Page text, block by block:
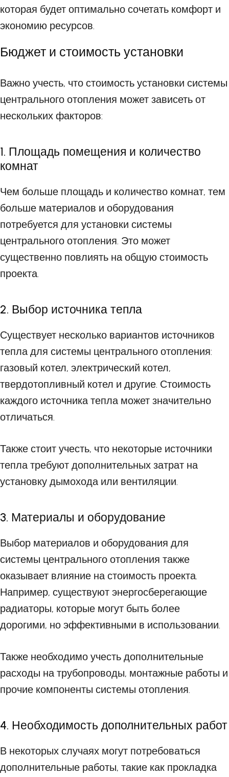
которая будет оптимально сочетать комфорт и
экономию ресурсов.
Бюджет и стоимость установки
Важно учесть, что стоимость установки системы
центрального отопления может зависеть от
нескольких факторов:
1. Площадь помещения и количество
комнат
Чем больше площадь и количество комнат, тем
больше материалов и оборудования
потребуется для установки системы
центрального отопления. Это может
существенно повлиять на общую стоимость
проекта.
2. Выбор источника тепла
Существует несколько вариантов источников
тепла для системы центрального отопления:
газовый котел, электрический котел,
твердотопливный котел и другие. Стоимость
каждого источника тепла может значительно
отличаться.
Также стоит учесть, что некоторые источники
тепла требуют дополнительных затрат на
установку дымохода или вентиляции.
3. Материалы и оборудование
Выбор материалов и оборудования для
системы центрального отопления также
оказывает влияние на стоимость проекта.
Например, существуют энергосберегающие
радиаторы, которые могут быть более
дорогими, но эффективными в использовании.
Также необходимо учесть дополнительные
расходы на трубопроводы, монтажные работы и
прочие компоненты системы отопления.
4. Необходимость дополнительных работ
В некоторых случаях могут потребоваться
дополнительные работы, такие как прокладка